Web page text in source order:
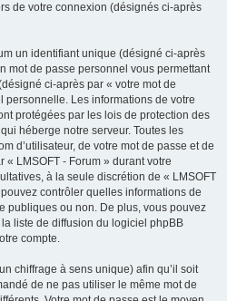
de votre connexion (désignés ci-après
un identifiant unique (désigné ci-après
mot de passe personnel vous permettant
ci-après par « votre mot de
personnelle. Les informations de votre
protégées par les lois de protection des
héberge notre serveur. Toutes les
d’utilisateur, de votre mot de passe et de
LMSOFT - Forum » durant votre
à la seule discrétion de « LMSOFT
contrôler quelles informations de
publiques ou non. De plus, vous pouvez
liste de diffusion du logiciel phpBB
compte.
chiffrage à sens unique) afin qu’il soit
de ne pas utiliser le même mot de